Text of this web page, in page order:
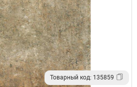
Товарный код: 135859